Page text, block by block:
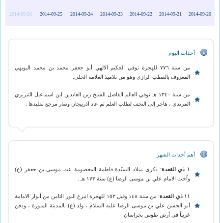
2014-09-20
2014-09-21
2014-09-22
2014-09-23
2014-09-24
2014-09-25
2014-09-26
أحداث اليوم
من سنة ٧٧٦ للهجرة توفي الحكيم الالهي أبو جعفر محمد بن محمد البويهي
المعروف بالقطب الرازي وهو من تلاميذ العلامة الحلي.
من سنة ١٣٤٠ هـ توفي العالم الفاضل الشيخ زين العابدين ابن اسماعيل التبريزي
المرندي ، هاجر إلى النجف لطلب العلم ثم عاد آذربيجان وصار مرجع تقليدها .
أهم أحداث الشهر
١ ذي القعدة
: ذكرى ميلاد السيّدة فاطمة المعصومة بنت موسى بن جعفر (ع)
واُخت الامام علي بن موسى الرضا (ع) سنة ١٧٣ هـ .
١١ ذي القعدة
: من سنة ١٤٨ وقيل ١٥٣ للهجرة انبزغ النور الثامن من أنوار الامامة
أبو الحسن علي بن موسى الرضا عليه السلام ، ولد (ع) بالمدينة المنورة ‎، ودفن
غريباً في أرض طوس بخراسان.